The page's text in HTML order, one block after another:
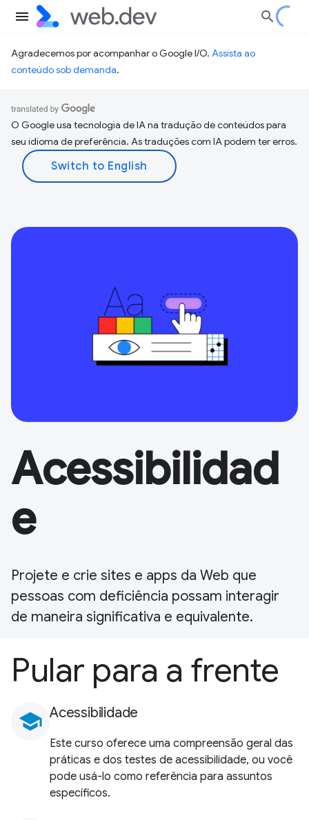
Agradecemos por acompanhar o Google I/O. Assista ao
conteúdo sob demanda.
O Google usa tecnologia de IA na tradução de conteúdos para
seu idioma de preferência. As traduções com IA podem ter erros.
Acessibilidad
e
Projete e crie sites e apps da Web que
pessoas com deficiência possam interagir
de maneira significativa e equivalente.
Pular para a frente
school Acessibilidade
Este curso oferece uma compreensão geral das
práticas e dos testes de acessibilidade, ou você
pode usá-lo como referência para assuntos
específicos.